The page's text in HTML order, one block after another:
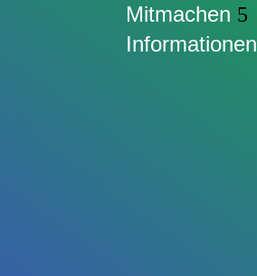
Mitmachen
Informationen